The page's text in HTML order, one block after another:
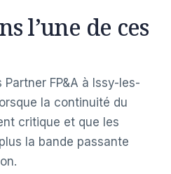
l’une de ces
FP&A à Issy-les-
la continuité du
critique et que les
la bande passante